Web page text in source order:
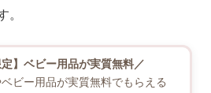
。
】ベビー用品が実質無料／
ビー用品が実質無料でもらえる